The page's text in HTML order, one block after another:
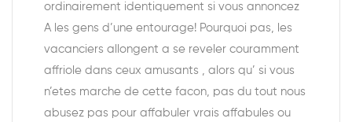
ordinairement identiquement si vous annoncez
A les gens d’une entourage! Pourquoi pas, les
vacanciers allongent a se reveler couramment
affriole dans ceux amusants , alors qu’ si vous
n’etes marche de cette facon, pas du tout nous
abusez pas pour affabuler vrais affabules ou